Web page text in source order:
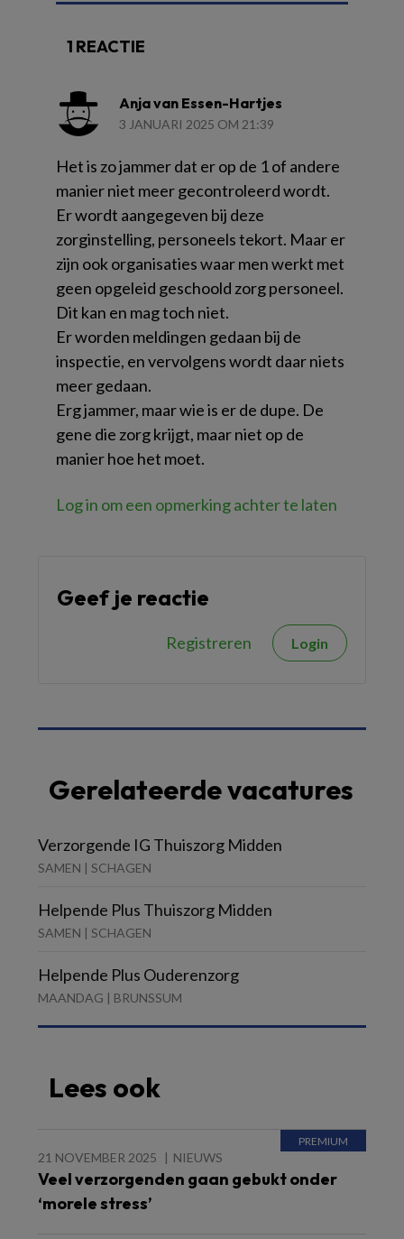
1 REACTIE
Anja van Essen-Hartjes
3 JANUARI 2025 OM 21:39
Het is zo jammer dat er op de 1 of andere
manier niet meer gecontroleerd wordt.
Er wordt aangegeven bij deze
zorginstelling, personeels tekort. Maar er
zijn ook organisaties waar men werkt met
geen opgeleid geschoold zorg personeel.
Dit kan en mag toch niet.
Er worden meldingen gedaan bij de
inspectie, en vervolgens wordt daar niets
meer gedaan.
Erg jammer, maar wie is er de dupe. De
gene die zorg krijgt, maar niet op de
manier hoe het moet.
Log in om een opmerking achter te laten
Geef je reactie
Registreren Login
Gerelateerde vacatures
Verzorgende IG Thuiszorg Midden
SAMEN | SCHAGEN
Helpende Plus Thuiszorg Midden
SAMEN | SCHAGEN
Helpende Plus Ouderenzorg
MAANDAG | BRUNSSUM
Lees ook
21 NOVEMBER 2025 NIEUWS
Veel verzorgenden gaan gebukt onder
‘morele stress’